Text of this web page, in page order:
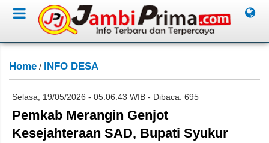
Home / INFO DESA
Selasa, 19/05/2026 - 05:06:43 WIB - Dibaca: 695
Pemkab Merangin Genjot
Kesejahteraan SAD, Bupati Syukur